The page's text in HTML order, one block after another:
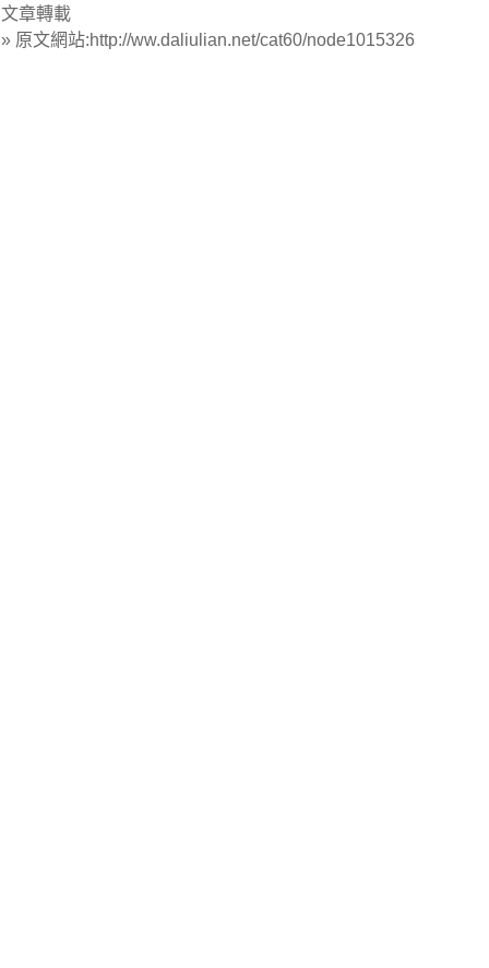
文章轉載
» 原文網站:http://ww.daliulian.net/cat60/node1015326